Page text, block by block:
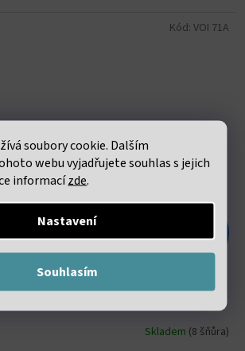
soubory cookie. Dalším
webu vyjadřujete souhlas s jejich
informacízde.
Nastavení
Souhlasím
–55 %
fasetovaný 3mm šňůra 36 až 38 cm
Skladem (8 šňůra)
Kód: VOI 71A